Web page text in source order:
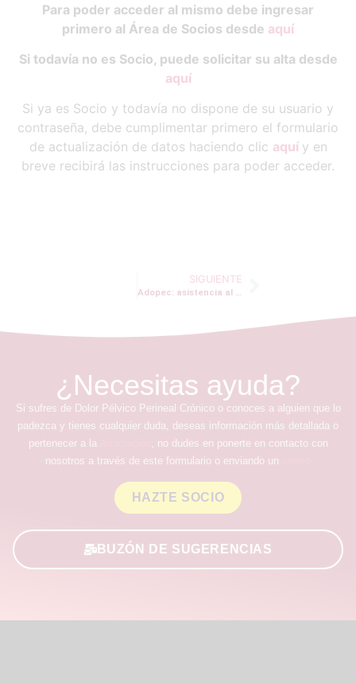
Para poder acceder al mismo debe ingresar
primero al Área de Socios desde aquí
Si todavía no es Socio, puede solicitar su alta desde
aquí
Si ya es Socio y todavía no dispone de su usuario y
contraseña, debe cumplimentar primero el formulario
de actualización de datos haciendo clic aquí y en
breve recibirá las instrucciones para poder acceder.
SIGUIENTE
Adopec: asistencia al congreso en Aix-en-provence
¿Necesitas ayuda?
Si sufres de Dolor Pélvico Perineal Crónico o conoces a alguien que lo
padezca y tienes cualquier duda, deseas información más detallada o
pertenecer a la
, no dudes en ponerte en contacto con
nosotros a través de este formulario o enviando un
HAZTE SOCIO
BUZÓN DE SUGERENCIAS